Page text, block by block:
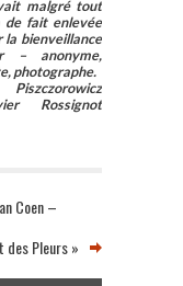
malgré tout
de fait enlevée
la bienveillance
– anonyme,
photographe.
Rossignot
Coen –
Pleurs »